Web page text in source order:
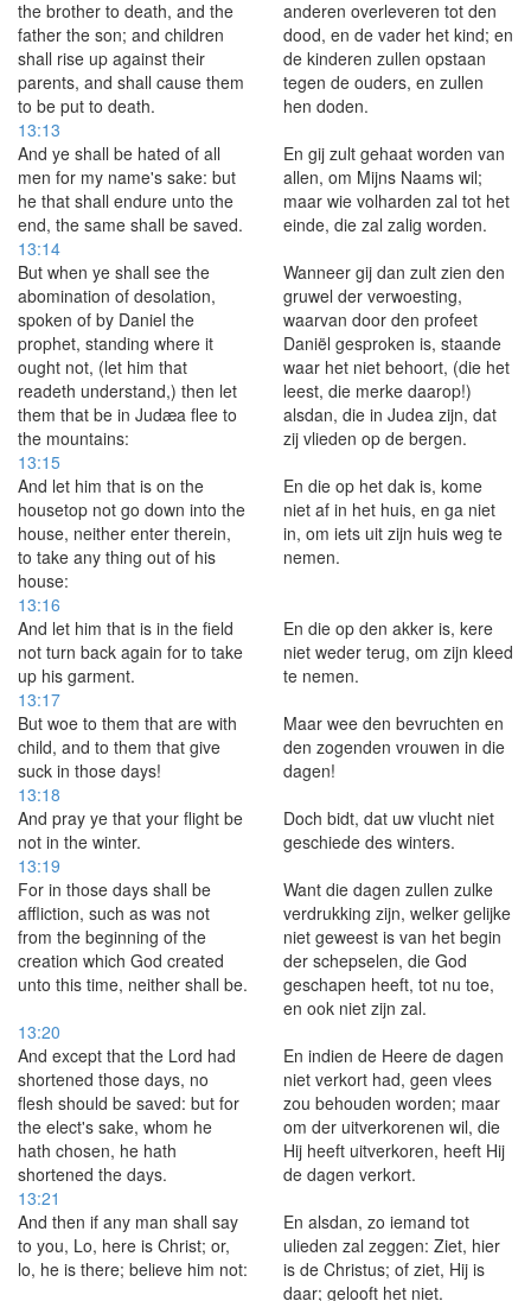
the brother to death, and the
father the son; and children
shall rise up against their
parents, and shall cause them
to be put to death.
anderen overleveren tot den
dood, en de vader het kind; en
de kinderen zullen opstaan
tegen de ouders, en zullen
hen doden.
13:13
And ye shall be hated of all
men for my name's sake: but
he that shall endure unto the
end, the same shall be saved.
En gij zult gehaat worden van
allen, om Mijns Naams wil;
maar wie volharden zal tot het
einde, die zal zalig worden.
13:14
But when ye shall see the
abomination of desolation,
spoken of by Daniel the
prophet, standing where it
ought not, (let him that
readeth understand,) then let
them that be in Judæa flee to
the mountains:
Wanneer gij dan zult zien den
gruwel der verwoesting,
waarvan door den profeet
Daniël gesproken is, staande
waar het niet behoort, (die het
leest, die merke daarop!)
alsdan, die in Judea zijn, dat
zij vlieden op de bergen.
13:15
And let him that is on the
housetop not go down into the
house, neither enter therein,
to take any thing out of his
house:
En die op het dak is, kome
niet af in het huis, en ga niet
in, om iets uit zijn huis weg te
nemen.
13:16
And let him that is in the field
not turn back again for to take
up his garment.
En die op den akker is, kere
niet weder terug, om zijn kleed
te nemen.
13:17
But woe to them that are with
child, and to them that give
suck in those days!
Maar wee den bevruchten en
den zogenden vrouwen in die
dagen!
13:18
And pray ye that your flight be
not in the winter.
Doch bidt, dat uw vlucht niet
geschiede des winters.
13:19
For in those days shall be
affliction, such as was not
from the beginning of the
creation which God created
unto this time, neither shall be.
Want die dagen zullen zulke
verdrukking zijn, welker gelijke
niet geweest is van het begin
der schepselen, die God
geschapen heeft, tot nu toe,
en ook niet zijn zal.
13:20
And except that the Lord had
shortened those days, no
flesh should be saved: but for
the elect's sake, whom he
hath chosen, he hath
shortened the days.
En indien de Heere de dagen
niet verkort had, geen vlees
zou behouden worden; maar
om der uitverkorenen wil, die
Hij heeft uitverkoren, heeft Hij
de dagen verkort.
13:21
And then if any man shall say
to you, Lo, here is Christ; or,
lo, he is there; believe him not:
En alsdan, zo iemand tot
ulieden zal zeggen: Ziet, hier
is de Christus; of ziet, Hij is
daar; gelooft het niet.